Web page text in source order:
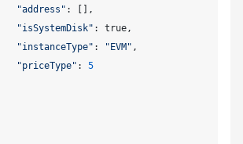
"address" : [],
"isSystemDisk" : true,
"instanceType" : "EVM" ,
"priceType" : 5